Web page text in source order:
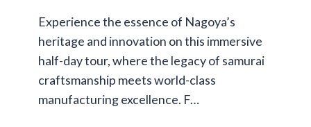
Experience the essence of Nagoya’s
heritage and innovation on this immersive
half-day tour, where the legacy of samurai
craftsmanship meets world-class
manufacturing excellence. F…